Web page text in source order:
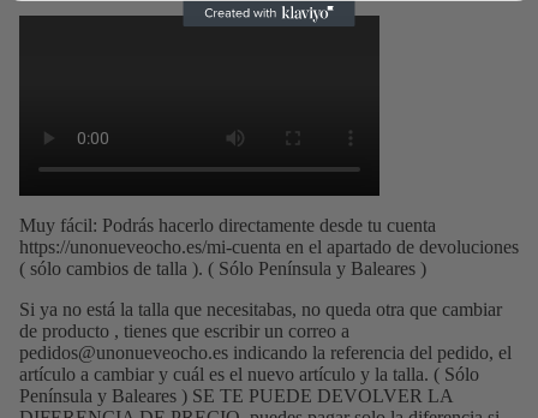
Muy fácil: Podrás hacerlo directamente desde tu cuenta
https://unonueveocho.es/mi-cuenta en el apartado de devoluciones
( sólo cambios de talla ). ( Sólo Península y Baleares )
Si ya no está la talla que necesitabas, no queda otra que cambiar
de producto , tienes que escribir un correo a
pedidos@unonueveocho.es indicando la referencia del pedido, el
artículo a cambiar y cuál es el nuevo artículo y la talla. ( Sólo
Península y Baleares ) SE TE PUEDE DEVOLVER LA